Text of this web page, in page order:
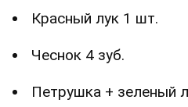
Красный лук 1 шт.
Чеснок 4 зуб.
Петрушка + зеленый